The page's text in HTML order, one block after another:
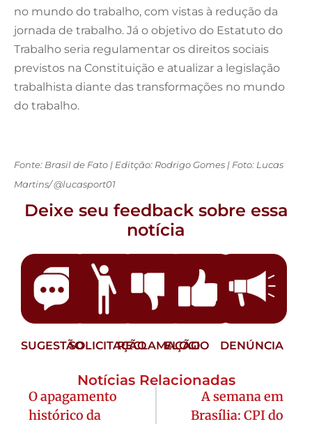
no mundo do trabalho, com vistas à redução da
jornada de trabalho. Já o objetivo do Estatuto do
Trabalho seria regulamentar os direitos sociais
previstos na Constituição e atualizar a legislação
trabalhista diante das transformações no mundo
do trabalho.
Fonte: Brasil de Fato | Editção: Rodrigo Gomes | Foto: Lucas
Martins/ @lucasport01
Deixe seu feedback sobre essa
notícia
SUGESTÃOSOLICITAÇÃORECLAMAÇÃO
ELOGIO DENÚNCIA
Notícias Relacionadas
O apagamento
histórico da
A semana em
Brasília: CPI do